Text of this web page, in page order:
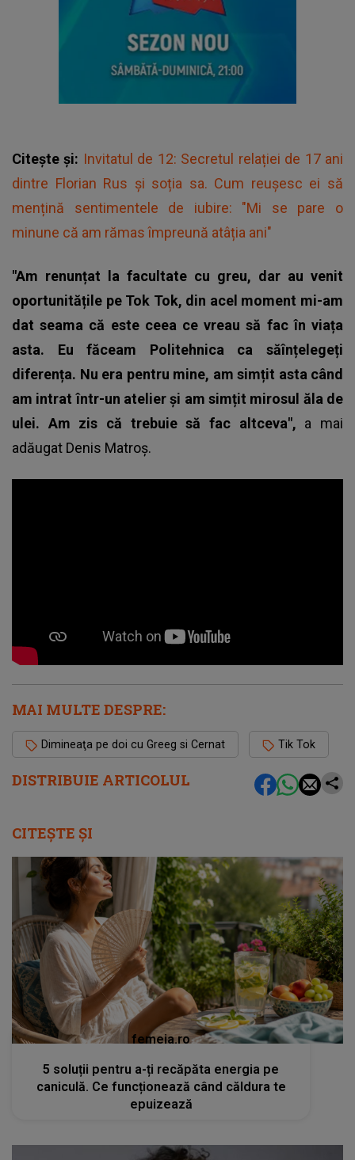
DISTRIBUIE ARTICOLUL
Citește și: Invitatul de 12: Secretul relației de 17 ani
dintre Florian Rus și soția sa. Cum reușesc ei să
mențină sentimentele de iubire: "Mi se pare o
minune că am rămas împreună atâția ani"
"Am renunțat la facultate cu greu, dar au venit
oportunitățile pe Tok Tok, din acel moment mi-am
dat seama că este ceea ce vreau să fac în viața
asta. Eu făceam Politehnica ca săînțelegeți
diferența. Nu era pentru mine, am simțit asta când
am intrat într-un atelier și am simțit mirosul ăla de
ulei. Am zis că trebuie să fac altceva", a mai
adăugat Denis Matroș.
MAI MULTE DESPRE:
Dimineaţa pe doi cu Greeg si Cernat Tik Tok
CITEȘTE ȘI
femeia.ro
5 soluții pentru a-ți recăpăta energia pe
caniculă. Ce funcționează când căldura te
epuizează